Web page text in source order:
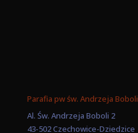
Parafia pw św. Andrzeja Boboli
Al. Św. Andrzeja Boboli 2
43-502 Czechowice-Dziedzice